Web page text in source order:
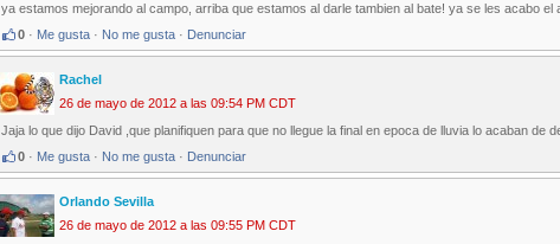
ya estamos mejorando al campo, arriba que estamos al darle tambien al bate! ya se les acabo el
0 · Me gusta · No me gusta · Denunciar
Rachel
26 de mayo de 2012 a las 09:54 PM CDT
Jaja lo que dijo David ,que planifiquen para que no llegue la final en epoca de lluvia lo acaban de
0 · Me gusta · No me gusta · Denunciar
Orlando Sevilla
26 de mayo de 2012 a las 09:55 PM CDT